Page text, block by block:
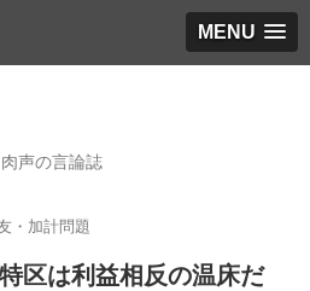
MENU
声の言論誌
・加計問題
区は利益相反の温床だ